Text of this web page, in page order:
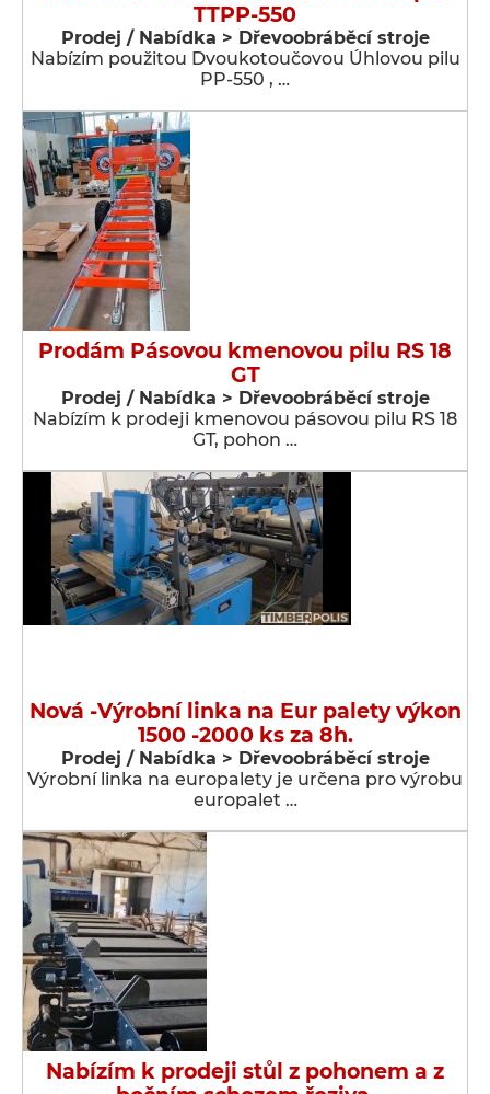
TTPP-550
Prodej / Nabídka > Dřevoobráběcí stroje
Nabízím použitou Dvoukotoučovou Úhlovou pilu
PP-550 , …
Prodám Pásovou kmenovou pilu RS 18
GT
Prodej / Nabídka > Dřevoobráběcí stroje
Nabízím k prodeji kmenovou pásovou pilu RS 18
GT, pohon …
Nová -Výrobní linka na Eur palety výkon
1500 -2000 ks za 8h.
Prodej / Nabídka > Dřevoobráběcí stroje
Výrobní linka na europalety je určena pro výrobu
europalet …
Nabízím k prodeji stůl z pohonem a z